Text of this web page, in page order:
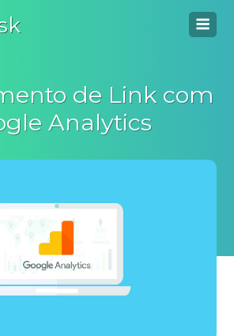
de Link com
Analytics